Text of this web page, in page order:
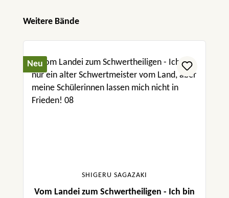
Produktgalerie überspringen
Weitere Bände
Neu
SHIGERU SAGAZAKI
Vom Landei zum Schwertheiligen - Ich bin